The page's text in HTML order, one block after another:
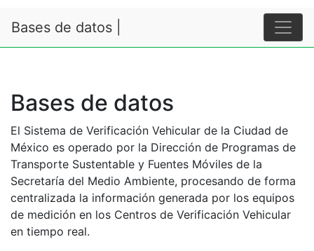
Bases de datos |
Bases de datos
El Sistema de Verificación Vehicular de la Ciudad de
México es operado por la Dirección de Programas de
Transporte Sustentable y Fuentes Móviles de la
Secretaría del Medio Ambiente, procesando de forma
centralizada la información generada por los equipos
de medición en los Centros de Verificación Vehicular
en tiempo real.